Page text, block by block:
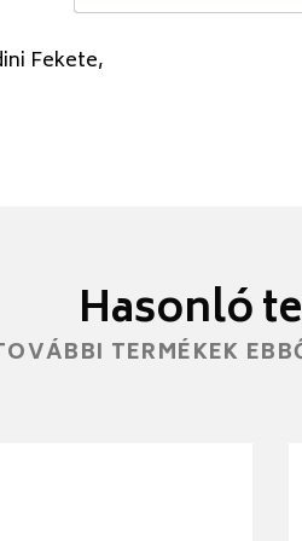
Fekete,
Hasonló
TERMÉKEK